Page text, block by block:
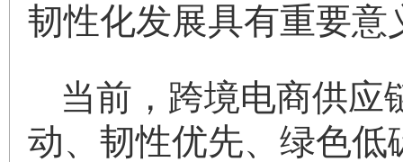
韧性化发展具有重要意
当前，跨境电商供应
动、韧性优先、绿色